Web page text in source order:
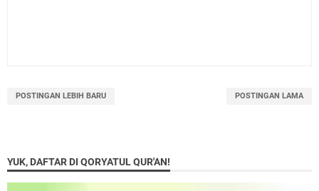
POSTINGAN LEBIH BARU POSTINGAN LAMA
YUK, DAFTAR DI QORYATUL QUR'AN!